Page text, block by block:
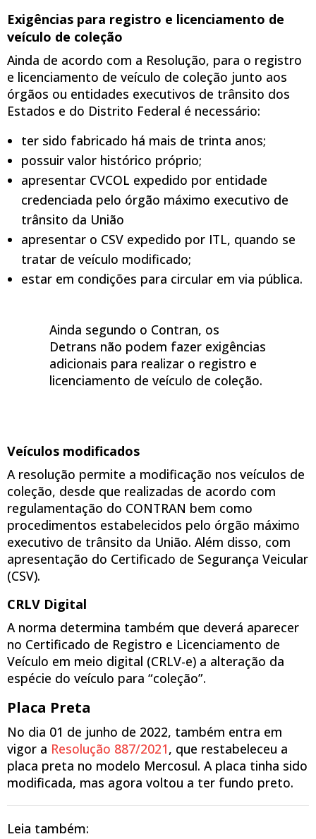
Exigências para registro e licenciamento de
veículo de coleção
Ainda de acordo com a Resolução, para o registro
e licenciamento de veículo de coleção junto aos
órgãos ou entidades executivos de trânsito dos
Estados e do Distrito Federal é necessário:
ter sido fabricado há mais de trinta anos;
possuir valor histórico próprio;
apresentar CVCOL expedido por entidade
credenciada pelo órgão máximo executivo de
trânsito da União
apresentar o CSV expedido por ITL, quando se
tratar de veículo modificado;
estar em condições para circular em via pública.
Ainda segundo o Contran, os
Detrans não podem fazer exigências
adicionais para realizar o registro e
licenciamento de veículo de coleção.
Veículos modificados
A resolução permite a modificação nos veículos de
coleção, desde que realizadas de acordo com
regulamentação do CONTRAN bem como
procedimentos estabelecidos pelo órgão máximo
executivo de trânsito da União. Além disso, com
apresentação do Certificado de Segurança Veicular
(CSV).
CRLV Digital
A norma determina também que deverá aparecer
no Certificado de Registro e Licenciamento de
Veículo em meio digital (CRLV-e) a alteração da
espécie do veículo para “coleção”.
Placa Preta
No dia 01 de junho de 2022, também entra em
vigor a Resolução 887/2021, que restabeleceu a
placa preta no modelo Mercosul. A placa tinha sido
modificada, mas agora voltou a ter fundo preto.
Leia também: